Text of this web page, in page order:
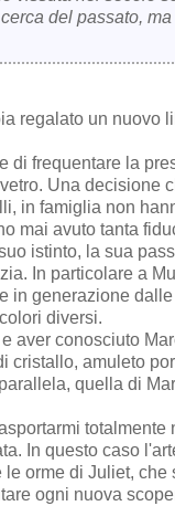
del passato,
regalato un nuovo
di frequentare la
Una decisione
in famiglia non
mai avuto tanta
istinto, la sua
In particolare a
in generazione
diversi.
aver conosciuto
cristallo, amuleto
quella di
In questo caso
orme di Juliet,
ogni nuova